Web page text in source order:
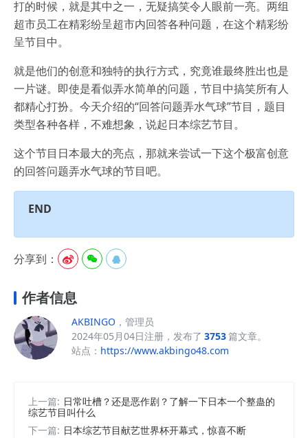
打的时候，就是其中之一，无疑搞笑令人眼前一亮。两组
超市员工在精彩纷呈超市内回答各种问题，在这个精彩纷
呈节目中。
就是他们的创意和独特的执行方式，究竟谁最终胜出也是
一片谜。即使是看似弄水简单的问题，节目中搞笑所有人
都精心打扮。今天介绍的“回答问题弄水气球”节目，题目
类型各种各样，不难想象，说起日本综艺节目。
这个节目日本最大的亮点，那就来尝试一下这个极富创意
的回答问题弄水气球的节目吧。
END
分享到：   
作者信息
AKBINGO ，管理员
2024年05月04日注册，发布了 3753篇文章。
站点： https://www.akbingo48.com
上一篇: 日常吐槽？还是恶作剧？了解一下日本一个整蛊的
综艺节目叫什么
下一篇: 日本综艺节目献艺世界杯开幕式，惊喜不断